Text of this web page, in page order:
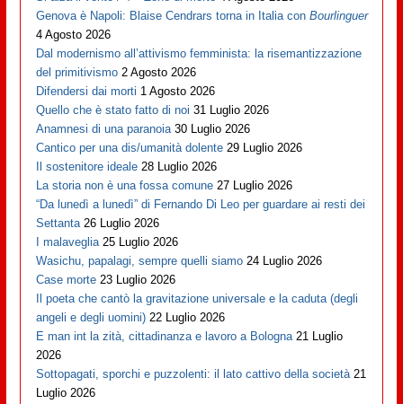
Genova è Napoli: Blaise Cendrars torna in Italia conBourlinguer
4 Agosto 2026
Dal modernismo all’attivismo femminista: la risemantizzazione
del primitivismo 2 Agosto 2026
Difendersi dai morti 1 Agosto 2026
Quello che è stato fatto di noi 31 Luglio 2026
Anamnesi di una paranoia 30 Luglio 2026
Cantico per una dis/umanità dolente 29 Luglio 2026
Il sostenitore ideale 28 Luglio 2026
La storia non è una fossa comune 27 Luglio 2026
“Da lunedì a lunedì” di Fernando Di Leo per guardare ai resti dei
Settanta 26 Luglio 2026
I malaveglia 25 Luglio 2026
Wasichu, papalagi, sempre quelli siamo 24 Luglio 2026
Case morte 23 Luglio 2026
Il poeta che cantò la gravitazione universale e la caduta (degli
angeli e degli uomini) 22 Luglio 2026
E man int la zità, cittadinanza e lavoro a Bologna 21 Luglio
2026
Sottopagati, sporchi e puzzolenti: il lato cattivo della società 21
Luglio 2026